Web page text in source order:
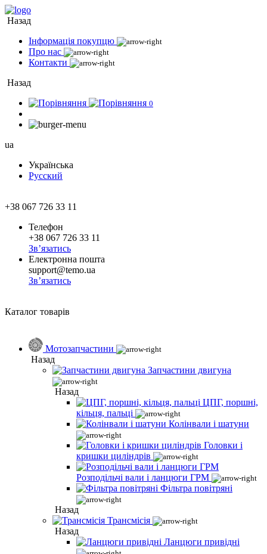
Назад
Інформація покупцю
Про нас
Контакти
Назад
0
ua
Українська
Русский
+38 067 726 33 11
Телефон
+38 067 726 33 11
Зв’язатись
Електронна пошта
support@temo.ua
Зв’язатись
Каталог товарів
Мотозапчастини
Назад
Запчастини двигуна
Назад
ЦПГ, поршні,
кільця, пальці
Колінвали і шатуни
Головки і
кришки циліндрів
Розподільчі вали і ланцюги ГРМ
Фільтра повітряні
Назад
Трансмісія
Назад
Ланцюги привідні